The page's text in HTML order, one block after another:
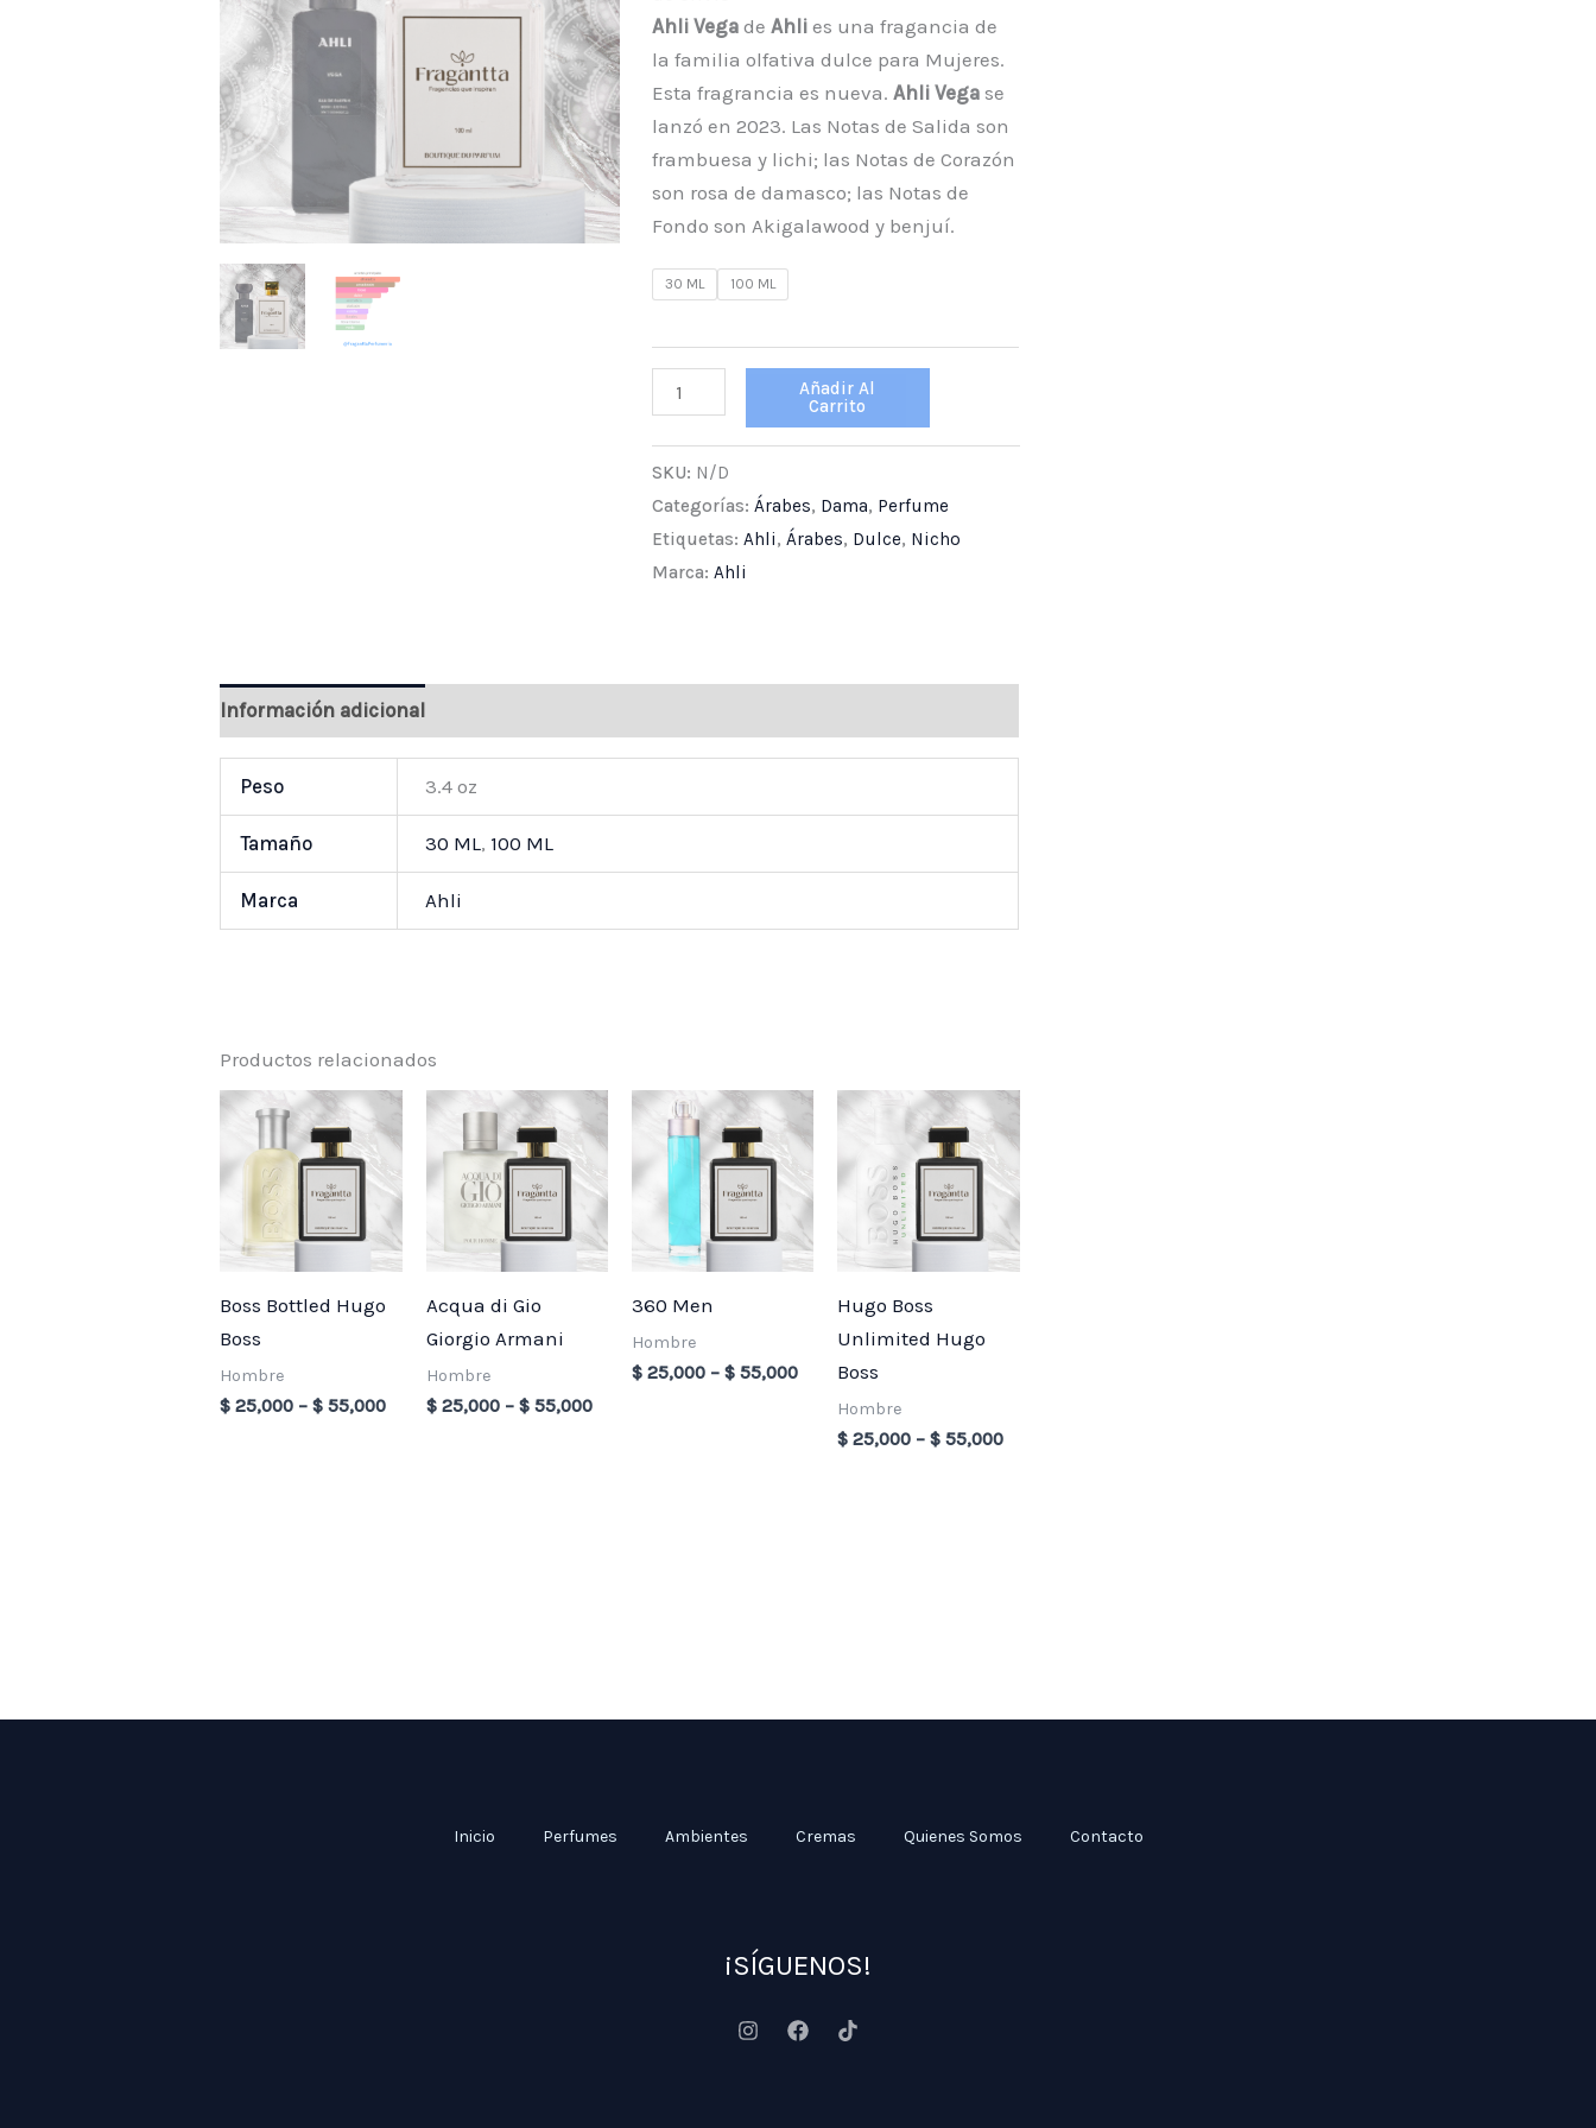
Ahli Vegade Ahlies una fragancia de
la familia olfativa dulce para Mujeres.
Esta fragrancia es nueva. Ahli Vega se
lanzó en 2023. Las Notas de Salida son
frambuesa y lichi; las Notas de Corazón
son rosa de damasco; las Notas de
Fondo son Akigalawood y benjuí.
30 ML 100 ML
Añadir Al
Carrito
SKU: N/D
Categorías: Árabes, Dama, Perfume
Etiquetas: Ahli, Árabes, Dulce, Nicho
Marca: Ahli
Información adicional
Peso 3.4 oz
Tamaño 30 ML, 100 ML
Marca Ahli
Productos relacionados
Boss Bottled Hugo
Boss
Hombre
$ 25,000 – $ 55,000
Price
$ 25,000
through
$ 55,000
Acqua di Gio
Giorgio Armani
Hombre
$25,000 – $55,000
Price
$ 25,000
$ 55,000
360 Men
Hombre
$ 25,000 – $ 55,000
Price
$ 25,000
$ 55,000
Hugo Boss
Unlimited Hugo
Boss
Hombre
$ 25,000 – $ 55,000
Price
$ 25,000
$ 55,000
Inicio Perfumes Ambientes Cremas Quienes Somos Contacto
¡SÍGUENOS!